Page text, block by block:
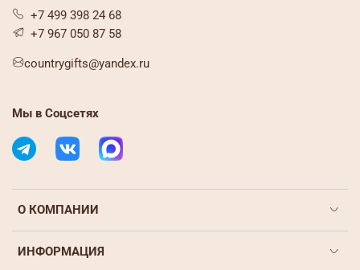
О КОМПАНИИ
ИНФОРМАЦИЯ
+7 499 398 24 68
+7 967 050 87 58
countrygifts@yandex.ru
Мы в Соцсетях